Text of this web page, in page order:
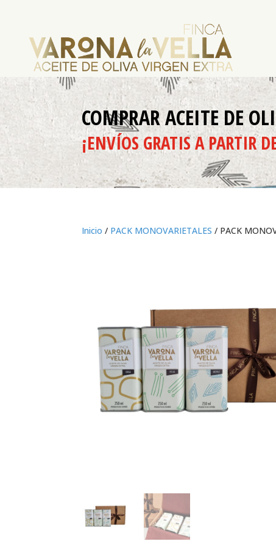
COMPRAR ACEITE DE
¡ENVÍOS GRATIS A PARTIR
Inicio / PACK MONOVARIETALES / PACK